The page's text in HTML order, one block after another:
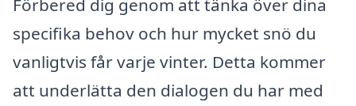
Förbered dig genom att tänka över dina
specifika behov och hur mycket snö du
vanligtvis får varje vinter. Detta kommer
att underlätta den dialogen du har med